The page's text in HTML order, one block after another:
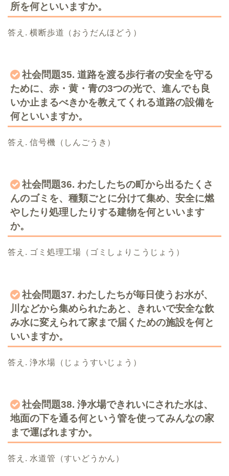
所を何といいますか。
答え. 横断歩道（おうだんほどう）
社会問題35. 道路を渡る歩行者の安全を守る
ために、赤・黄・青の3つの光で、進んでも良
いか止まるべきかを教えてくれる道路の設備を
何といいますか。
答え. 信号機（しんごうき）
社会問題36. わたしたちの町から出るたくさ
んのゴミを、種類ごとに分けて集め、安全に燃
やしたり処理したりする建物を何といいます
か。
答え. ゴミ処理工場（ゴミしょりこうじょう）
社会問題37. わたしたちが毎日使うお水が、
川などから集められたあと、きれいで安全な飲
み水に変えられて家まで届くための施設を何と
いいますか。
答え. 浄水場（じょうすいじょう）
社会問題38. 浄水場できれいにされた水は、
地面の下を通る何という管を使ってみんなの家
まで運ばれますか。
答え. 水道管（すいどうかん）